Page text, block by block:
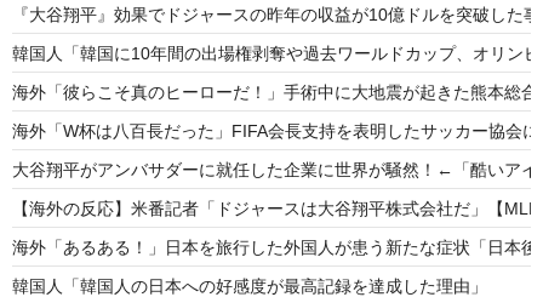
『大谷翔平』効果でドジャースの昨年の収益が10億ドルを突破した
韓国人「韓国に10年間の出場権剥奪や過去ワールドカップ、オリン
海外「彼らこそ真のヒーローだ！」手術中に大地震が起きた熊本総
海外「W杯は八百長だった」FIFA会長支持を表明したサッカー協会
大谷翔平がアンバサダーに就任した企業に世界が騒然！←「酷いア
【海外の反応】米番記者「ドジャースは大谷翔平株式会社だ」【MLB
海外「あるある！」日本を旅行した外国人が患う新たな症状「日本
韓国人「韓国人の日本への好感度が最高記録を達成した理由」